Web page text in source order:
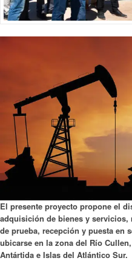
El presente proyecto propone el
adquisición de bienes y servicios,
de prueba, recepción y puesta en
ubicarse en la zona del Río
Antártida e Islas del Atlántico Sur.